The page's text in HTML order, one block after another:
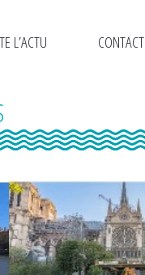
L’ACTU CONTACT